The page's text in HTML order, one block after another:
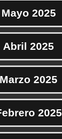
Mayo 2025
Abril 2025
Marzo 2025
2025